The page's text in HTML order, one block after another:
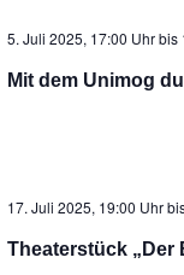
5. Juli 2025, 17:00 Uhrbis
Mit dem Unimog
17. Juli 2025, 19:00 Uhr
Theaterstück „Der